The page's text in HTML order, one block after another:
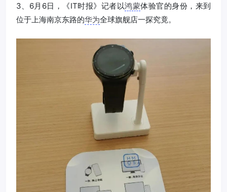
3、6月6日，《IT时报》记者以鸿蒙体验官的身份，来到
位于上海南京东路的华为全球旗舰店一探究竟。